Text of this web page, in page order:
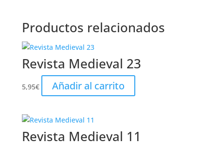
Productos relacionados
Revista Medieval 23
5,95€ Añadir al carrito
Revista Medieval 11